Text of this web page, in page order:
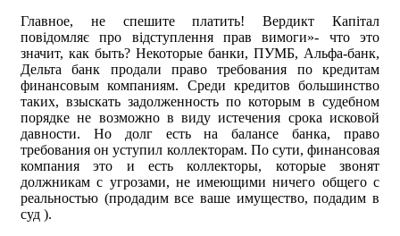
Главное, не спешите платить! Вердикт Капітал
повідомляє про відступлення прав вимоги»- что это
значит, как быть? Некоторые банки, ПУМБ, Альфа-банк,
Дельта банк продали право требования по кредитам
финансовым компаниям. Среди кредитов большинство
таких, взыскать задолженность по которым в судебном
порядке не возможно в виду истечения срока исковой
давности. Но долг есть на балансе банка, право
требования он уступил коллекторам. По сути, финансовая
компания это и есть коллекторы, которые звонят
должникам с угрозами, не имеющими ничего общего с
реальностью (продадим все ваше имущество, подадим в
суд ).